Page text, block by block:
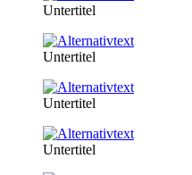
Untertitel
Untertitel
Untertitel
Untertitel